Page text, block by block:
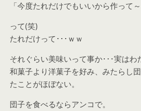
「今度たれだけでもいいから作って～
って(笑)
たれだけって･･･ｗｗ
それぐらい美味いって事か･･･実はわ
和菓子より洋菓子を好み、みたらし
たことがほぼない。
団子を食べるならアンコで。